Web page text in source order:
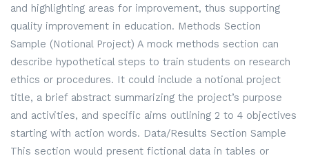
and highlighting areas for improvement, thus supporting
quality improvement in education. Methods Section
Sample (Notional Project) A mock methods section can
describe hypothetical steps to train students on research
ethics or procedures. It could include a notional project
title, a brief abstract summarizing the project’s purpose
and activities, and specific aims outlining 2 to 4 objectives
starting with action words. Data/Results Section Sample
This section would present fictional data in tables or